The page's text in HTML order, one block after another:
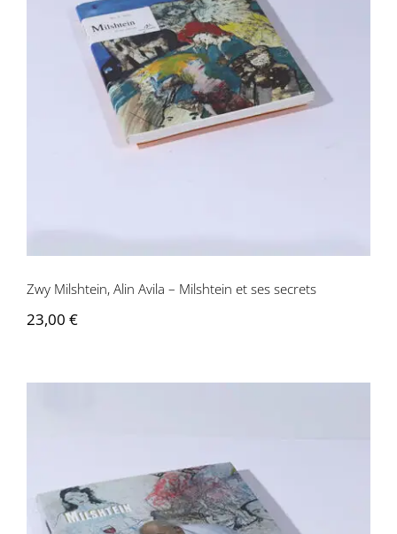
Zwy Milshtein, Alin Avila – Milshtein et
ses secrets
Zwy Milshtein, Alin Avila – Milshtein et ses secrets
23,00 €